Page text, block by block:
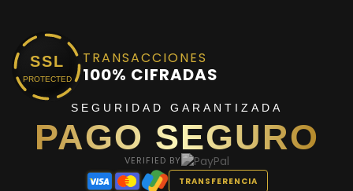
SSL
PROTECTED
TRANSACCIONES
100% CIFRADAS
SEGURIDAD GARANTIZADA
PAGO SEGURO
VERIFIED BY
TRANSFERENCIA